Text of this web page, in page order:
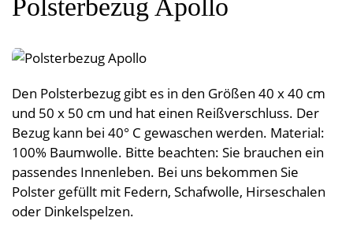
Nachtkästchen
Vollholzsofas & Couchen
Liebhaberstücke
Besondere Extras
Vollholzpflege
Sonderanfertigungen
Möbelprogramme
Vollholztische
Kommoden und Vitrinen
Wohnwände
Couchen & Couchtische
Einzelstücke
Vollholzbetten
Bio med vital Bettsystem
Polster
Unterbetten
Lattenroste
Goldkäfer Baby
Kindermatratzen
Kinder-Bettwäsche
Tragehilfen
Stillkissen
Schlafsackerl
Kinder- und Babydecken
Schlafen
Naturbettwäsche
Leinen & Hanf
Halbleinen
Baumwolle
Flanell, Druck, Satin
Spannleintücher
Nässeschutz
Wohnen
Decken
Baumwolldecken
Kuscheldecken
Schafwolldecken
Polster
Polsterbezüge
Pyramidenpolster
Vorhänge & Meterware
Leben
Teppiche
Schafwollteppiche
Baumwollteppiche
Hocker
Wärmeprodukte
Küche
Geschirrtücher
Brotsackerl
Bad
Abverkauf %
Gutscheine
Über uns
Öffnungszeiten
News & Messen
Kontakt & Anfahrt
Jobs
Betriebsführung
Kontakt & Anfahrt
Öffnungszeiten
Anmelden
Polsterbezug Apollo
Den Polsterbezug gibt es in den Größen 40 x 40 cm
und 50 x 50 cm und hat einen Reißverschluss. Der
Bezug kann bei 40° C gewaschen werden. Material:
100% Baumwolle. Bitte beachten: Sie brauchen ein
passendes Innenleben. Bei uns bekommen Sie
Polster gefüllt mit Federn, Schafwolle, Hirseschalen
oder Dinkelspelzen.